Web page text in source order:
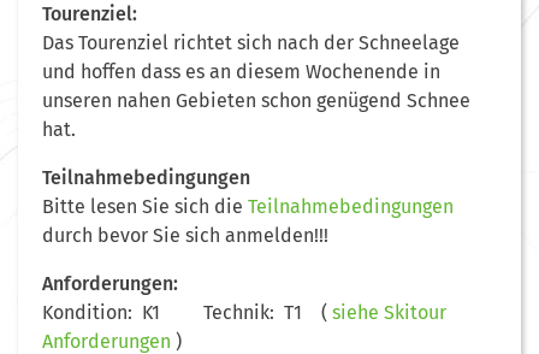
Tourenziel:
Das Tourenziel richtet sich nach der Schneelage
und hoffen dass es an diesem Wochenende in
unseren nahen Gebieten schon genügend Schnee
hat.
Teilnahmebedingungen
Bitte lesen Sie sich die Teilnahmebedingungen
durch bevor Sie sich anmelden!!!
Anforderungen:
Kondition: K1 Technik: T1 ( siehe Skitour
Anforderungen )